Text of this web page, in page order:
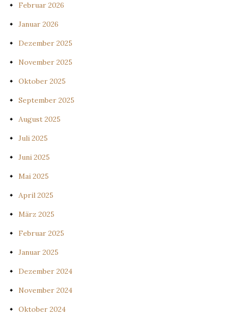
Februar 2026
Januar 2026
Dezember 2025
November 2025
Oktober 2025
September 2025
August 2025
Juli 2025
Juni 2025
Mai 2025
April 2025
März 2025
Februar 2025
Januar 2025
Dezember 2024
November 2024
Oktober 2024